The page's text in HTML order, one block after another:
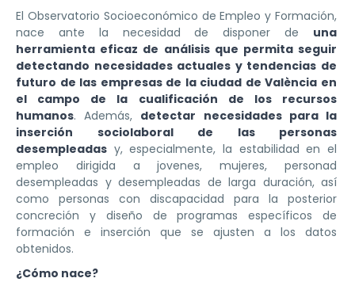
El Observatorio Socioeconómico de Empleo y Formación,
nace ante la necesidad de disponer de una
herramienta eficaz de análisis que permita seguir
detectando necesidades actuales y tendencias de
futuro de las empresas de la ciudad de València en
el campo de la cualificación de los recursos
humanos. Además, detectar necesidades para la
inserción sociolaboral de las personas
desempleadas y, especialmente, la estabilidad en el
empleo dirigida a jovenes, mujeres, personad
desempleadas y desempleadas de larga duración, así
como personas con discapacidad para la posterior
concreción y diseño de programas específicos de
formación e inserción que se ajusten a los datos
obtenidos.
¿Cómo nace?